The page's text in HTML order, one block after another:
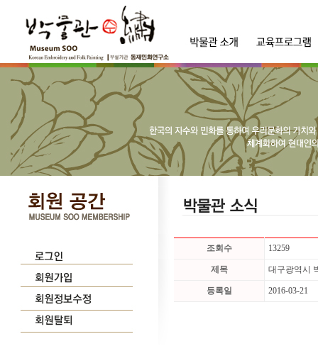
조회수 13259
제목 대구광역시
등록일 2016-03-21